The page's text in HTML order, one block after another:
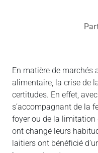
En matière de marchés
alimentaire, la crise de
certitudes. En effet,
s’accompagnant de la
foyer ou de la limitation
ont changé leurs
laitiers ont bénéficié